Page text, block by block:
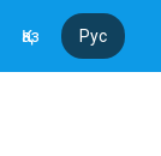
Қаз Рус